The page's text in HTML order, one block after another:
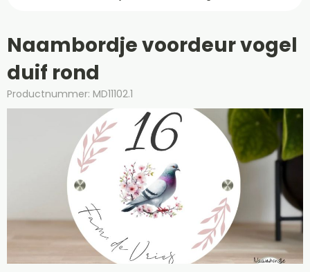
Naambordje voordeur vogel
duif rond
Productnummer: MD11102.1